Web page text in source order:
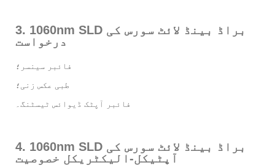
3. 1060nm SLD براڈ بینڈ لائٹ سورس کی
درخواست
فائبر سینسر؛
طبی عکس زنی؛
فائبر آپٹک ڈیوائس ٹیسٹنگ۔
4. 1060nm SLD براڈ بینڈ لائٹ سورس کی
آپٹیکل-الیکٹریکل خصوصیت